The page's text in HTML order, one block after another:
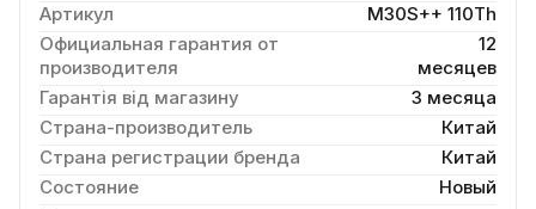
Артикул
M30S++ 110Th
Официальная гарантия от
производителя
12
месяцев
Гарантія від магазину
3 месяца
Страна-производитель
Китай
Страна регистрации бренда
Китай
Состояние
Новый